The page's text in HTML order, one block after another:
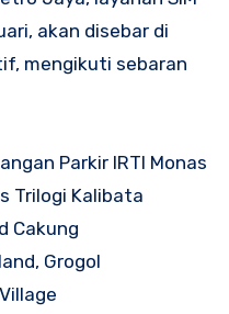
akan disebar di
mengikuti sebaran
Parkir IRTI Monas
Trilogi Kalibata
Cakung
Grogol